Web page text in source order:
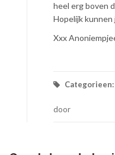
heel erg boven
Hopelijk kunnen
Xxx
Categorieen:
door